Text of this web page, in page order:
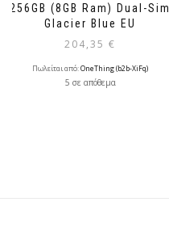
256GB (8GB Ram) Dual-Sim
Glacier Blue EU
204,35 €
Πωλείται από:OneThing (b2b-XiFq)
5 σε απόθεμα